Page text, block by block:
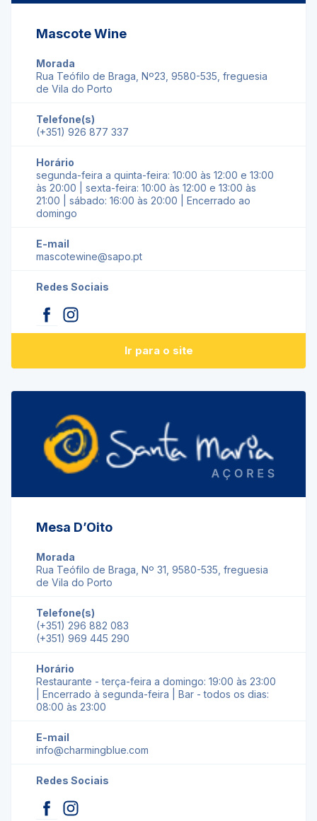
Mascote Wine
Morada
Rua Teófilo de Braga, Nº23, 9580-535, freguesia
de Vila do Porto
Telefone(s)
(+351) 926 877 337
Horário
segunda-feira a quinta-feira: 10:00 às 12:00 e 13:00
às 20:00 | sexta-feira: 10:00 às 12:00 e 13:00 às
21:00 | sábado: 16:00 às 20:00 | Encerrado ao
domingo
E-mail
mascotewine@sapo.pt
Redes Sociais
Ir para o site
Mesa D’Oito
Morada
Rua Teófilo de Braga, Nº 31, 9580-535, freguesia
de Vila do Porto
Telefone(s)
(+351) 296 882 083
(+351) 969 445 290
Horário
Restaurante - terça-feira a domingo: 19:00 às 23:00
| Encerrado à segunda-feira | Bar - todos os dias:
08:00 às 23:00
E-mail
info@charmingblue.com
Redes Sociais